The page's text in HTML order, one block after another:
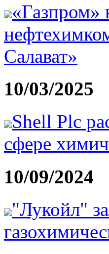
«Газпром»
Салават»
10/03/2025
Shell Plc
сфере
10/09/2024
"Лукойл"